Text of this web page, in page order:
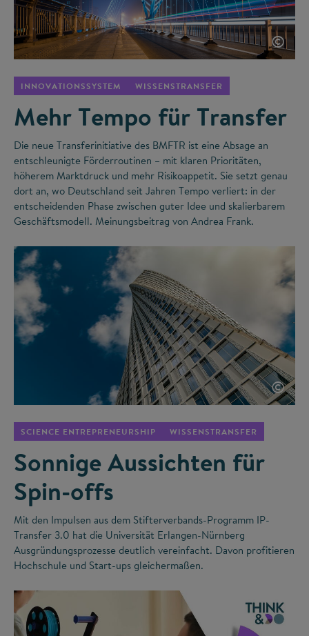
©
INNOVATIONSSYSTEM WISSENSTRANSFER
Mehr Tempo für Transfer
Die neue Transferinitiative des BMFTR ist eine Absage an
entschleunigte Förderroutinen – mit klaren Prioritäten,
höherem Marktdruck und mehr Risikoappetit. Sie setzt genau
dort an, wo Deutschland seit Jahren Tempo verliert: in der
entscheidenden Phase zwischen guter Idee und skalierbarem
Geschäftsmodell. Meinungsbeitrag von Andrea Frank.
©
SCIENCE ENTREPRENEURSHIP WISSENSTRANSFER
Sonnige Aussichten für
Spin-offs
Mit den Impulsen aus dem Stifterverbands-Programm IP-
Transfer 3.0 hat die Universität Erlangen-Nürnberg
Ausgründungsprozesse deutlich vereinfacht. Davon profitieren
Hochschule und Start-ups gleichermaßen.